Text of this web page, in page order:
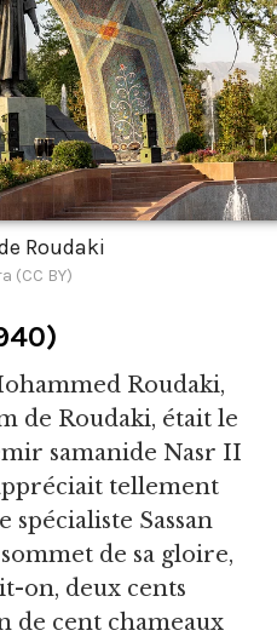
Roudaki
(CC BY)
Roudaki,
de Roudaki, était le
samanide Nasr II
tellement
Sassan
de sa gloire,
on, deux cents
de cent chameaux